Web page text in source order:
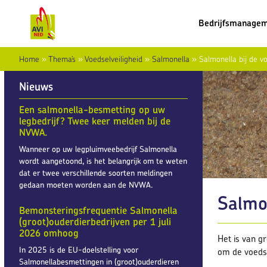
Home »Thema’s »Voedselveiligheid » Salmonella » Salmonella bij de
Nieuws
Een salmonella-besmetting op uw
legbedrijf? Twee keer melden bij de
NVWA.
Wanneer op uw legpluimveebedrijf Salmonella
wordt aangetoond, is het belangrijk om te weten
dat er twee verschillende soorten meldingen
gedaan moeten worden aan de NVWA.
Bemonsteringsfrequentie Salmonella
(groot)ouderdierbedrijven per 1 juli
2026 omhoog
In 2025 is de EU-doelstelling voor
Salmonellabesmettingen in (groot)ouderdieren
Het is van
om de